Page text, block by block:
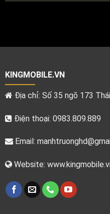
KINGMOBILE.VN
Địa chỉ: Số 35 ngõ 173
Điện thoại: 0983.809.889
Email:
Website: